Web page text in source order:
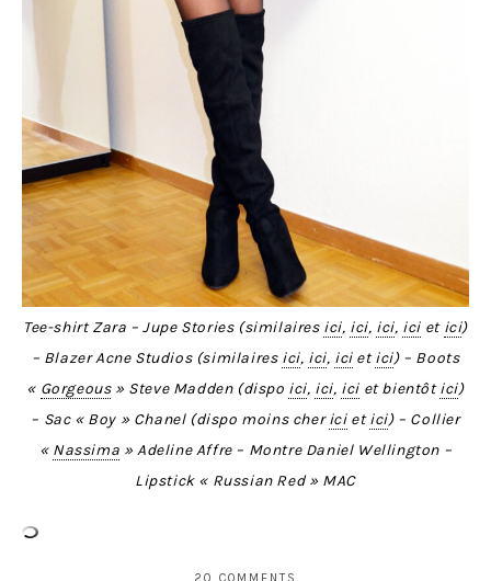
Tee-shirt Zara – Jupe Stories (similaires ici, ici, ici, ici et ici)
– Blazer Acne Studios (similaires ici, ici, icietici) – Boots
« Gorgeous» Steve Madden (dispo ici, ici, ici et bientôtici)
– Sac « Boy » Chanel (dispo moins chericietici) – Collier
« Nassima » Adeline Affre – Montre Daniel Wellington –
Lipstick « Russian Red » MAC